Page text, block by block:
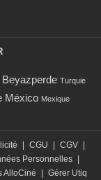
Beyazperde Turquie
México Mexique
CGU CGV
Personnelles
AlloCiné Gérer Utiq